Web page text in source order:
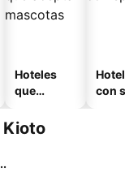
Hoteles
que
mascotas
con
Kioto